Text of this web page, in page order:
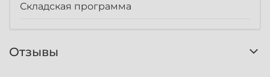
Складская программа
Отзывы